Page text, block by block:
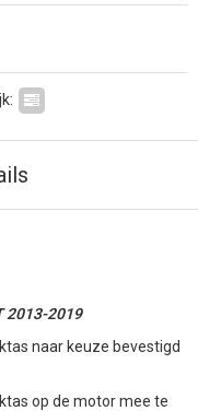
2013-2019
naar keuze bevestigd
op de motor mee te